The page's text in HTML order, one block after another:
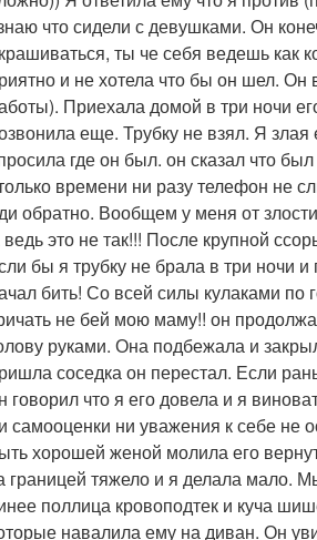
что сидели с девушками. Он
ты че себя ведешь как
и не хотела что бы он шел.
Приехала домой в три ночи
еще. Трубку не взял. Я
где он был. он сказал что
времени ни разу телефон не
обратно. Вообщем у меня от
это не так!!! После крупной
бы я трубку не брала в три ночи
бить! Со всей силы кулаками
не бей мою маму!! он
руками. Она подбежала и
соседка он перестал. Если
говорил что я его довела и я
самооценки ни уважения к себе не
хорошей женой молила его
границей тяжело и я делала мало.
поллица кровоподтек и куча
навалила ему на диван. Он